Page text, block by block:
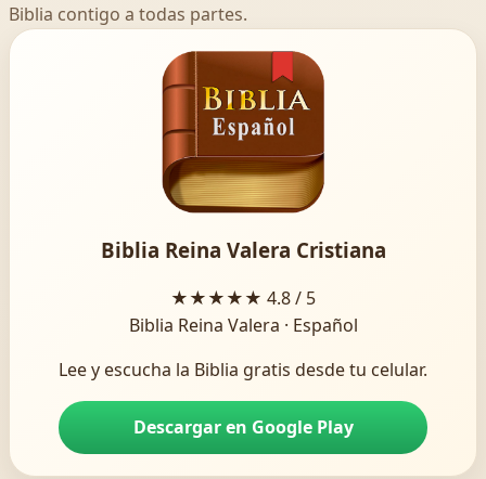
Biblia contigo a todas partes.
Biblia Reina Valera Cristiana
★★★★★ 4.8 / 5
Biblia Reina Valera · Español
Lee y escucha la Biblia gratis desde tu celular.
Descargar en Google Play